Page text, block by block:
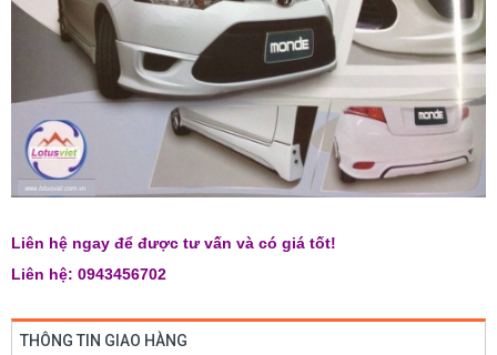
Liên hệ ngay để được tư vấn và có giá tốt!​
Liên hệ: 0943456702
THÔNG TIN GIAO HÀNG